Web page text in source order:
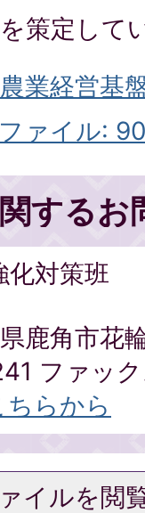
策定して
業経営基
ァイル:
するお
化対策班
鹿角市花
ファッ
らから
イルを閲